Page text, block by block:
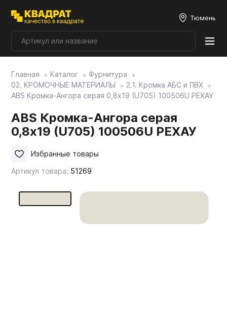
Тюмень
Плитные материалы
Мой ЭГГЕР
Фасады
Главная Каталог
Фурнитура
02. КРОМОЧНЫЕ МАТЕРИАЛЫ
2.1. Кромка АБС и ПВХ
ABS Кромка-Ангора серая 0,8х19 (U705) 100506U РЕХАУ
ABS Кромка-Ангора серая
0,8х19 (U705) 100506U РЕХАУ
Артикул товара: 51269
Избранные товары